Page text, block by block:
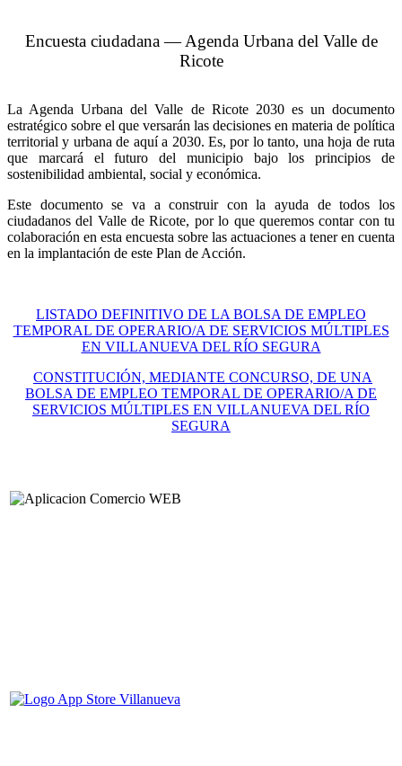
Encuesta ciudadana — Agenda Urbana del Valle de
Ricote
La Agenda Urbana del Valle de Ricote 2030 es un documento
estratégico sobre el que versarán las decisiones en materia de política
territorial y urbana de aquí a 2030. Es, por lo tanto, una hoja de ruta
que marcará el futuro del municipio bajo los principios de
sostenibilidad ambiental, social y económica.
Este documento se va a construir con la ayuda de todos los
ciudadanos del Valle de Ricote, por lo que queremos contar con tu
colaboración en esta encuesta sobre las actuaciones a tener en cuenta
en la implantación de este Plan de Acción.
LISTADO DEFINITIVO DE LA BOLSA DE EMPLEO
TEMPORAL DE OPERARIO/A DE SERVICIOS MÚLTIPLES
EN VILLANUEVA DEL RÍO SEGURA
CONSTITUCIÓN, MEDIANTE CONCURSO, DE UNA
BOLSA DE EMPLEO TEMPORAL DE OPERARIO/A DE
SERVICIOS MÚLTIPLES EN VILLANUEVA DEL RÍO
SEGURA